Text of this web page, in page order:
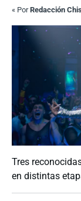
« PorRedacción
Tres
en distintas